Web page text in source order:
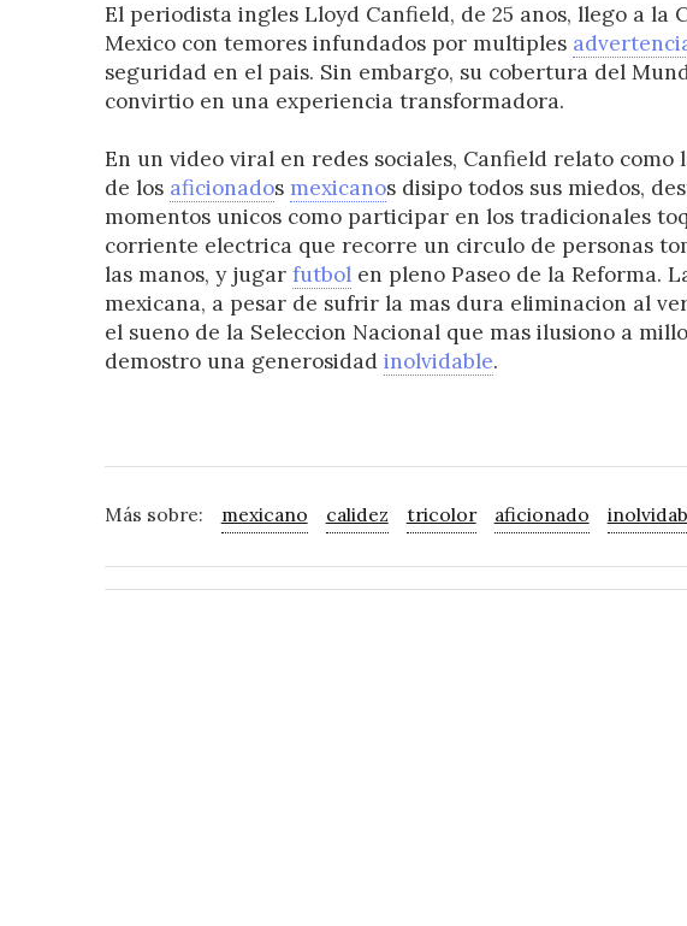
El periodista ingles Lloyd Canfield, de 25 anos, llego a la
Mexico con temores infundados por multiples
seguridad en el pais. Sin embargo, su cobertura del
convirtio en una experiencia transformadora.
En un video viral en redes sociales, Canfield relato como
de los aficionados mexicanos disipo todos sus miedos,
momentos unicos como participar en los tradicionales
corriente electrica que recorre un circulo de personas
las manos, y jugar futbolen pleno Paseo de la Reforma.
mexicana, a pesar de sufrir la mas dura eliminacion al
el sueno de la Seleccion Nacional que mas ilusiono a
demostro una generosidad inolvidable.
Más sobre: mexicano calidez tricolor aficionado